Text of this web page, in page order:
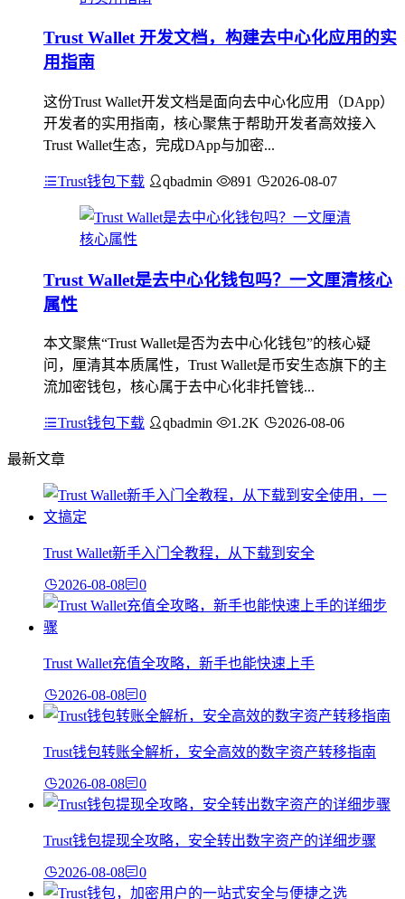
Trust Wallet 开发文档，构建去中心化应用的实
用指南
这份Trust Wallet开发文档是面向去中心化应用（DApp）
开发者的实用指南，核心聚焦于帮助开发者高效接入
Trust Wallet生态，完成DApp与加密...
Trust钱包下载 qbadmin 891 2026-08-07
Trust Wallet是去中心化钱包吗？一文厘清核心
属性
本文聚焦“Trust Wallet是否为去中心化钱包”的核心疑
问，厘清其本质属性，Trust Wallet是币安生态旗下的主
流加密钱包，核心属于去中心化非托管钱...
Trust钱包下载 qbadmin 1.2K 2026-08-06
最新文章
Trust Wallet新手入门全教程，从下载到安全
2026-08-08 0
Trust Wallet充值全攻略，新手也能快速上手
2026-08-08 0
Trust钱包转账全解析，安全高效的数字资产转移指南
2026-08-08 0
Trust钱包提现全攻略，安全转出数字资产的详细步骤
2026-08-08 0